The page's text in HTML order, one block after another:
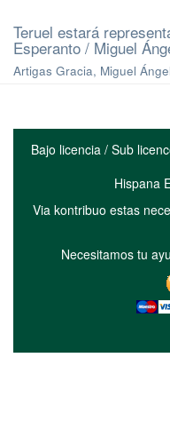
Teruel estará
Esperanto / Miguel
Artigas Gracia, Miguel Ángel
Bajo licencia / Sub
Hispana
Via kontribuo estas
Necesitamos tu